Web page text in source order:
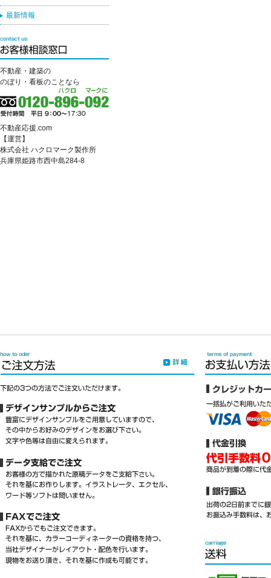
最新情報
不動産・建築の
のぼり・看板のことなら
不動産応援.com
【運営】
株式会社 ハクロマーク製作所
兵庫県姫路市西中島284-8